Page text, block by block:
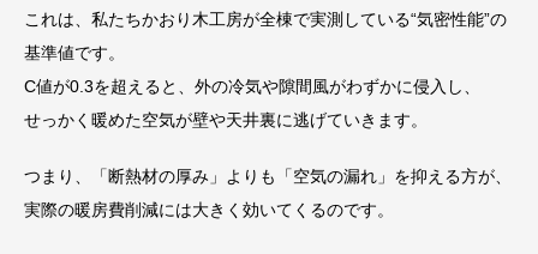
これは、私たちかおり木工房が全棟で実測している“気密性能”の
基準値です。
C値が0.3を超えると、外の冷気や隙間風がわずかに侵入し、
せっかく暖めた空気が壁や天井裏に逃げていきます。
つまり、「断熱材の厚み」よりも「空気の漏れ」を抑える方が、
実際の暖房費削減には大きく効いてくるのです。